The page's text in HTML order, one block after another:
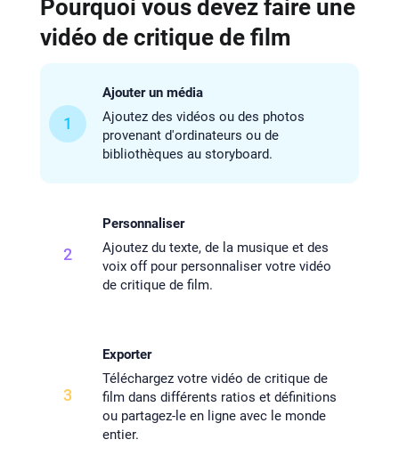
Pourquoi vous devez faire une
vidéo de critique de film
1
Ajouter un média
Ajoutez des vidéos ou des photos
provenant d'ordinateurs ou de
bibliothèques au storyboard.
2
Personnaliser
Ajoutez du texte, de la musique et des
voix off pour personnaliser votre vidéo
de critique de film.
3
Exporter
Téléchargez votre vidéo de critique de
film dans différents ratios et définitions
ou partagez-le en ligne avec le monde
entier.